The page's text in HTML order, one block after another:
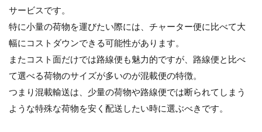
サービスです。
特に小量の荷物を運びたい際には、チャーター便に比べて大
幅にコストダウンできる可能性があります。
またコスト面だけでは路線便も魅力的ですが、路線便と比べ
て選べる荷物のサイズが多いのが混載便の特徴。
つまり混載輸送は、少量の荷物や路線便では断られてしまう
ような特殊な荷物を安く配送したい時に選ぶべきです。